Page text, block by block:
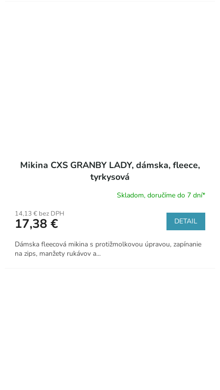
Mikina CXS GRANBY LADY, dámska, fleece,
tyrkysová
Skladom, doručíme do 7 dní*
14,13 € bez DPH
17,38 € DETAIL
Dámska fleecová mikina s protižmolkovou úpravou, zapínanie
na zips, manžety rukávov a...